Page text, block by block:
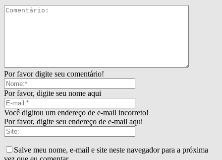
Por favor digite seu comentário!
Por favor, digite seu nome aqui
Você digitou um endereço de e-mail incorreto!
Por favor, digite seu endereço de e-mail aqui
Salve meu nome, e-mail e site neste navegador para a próxima